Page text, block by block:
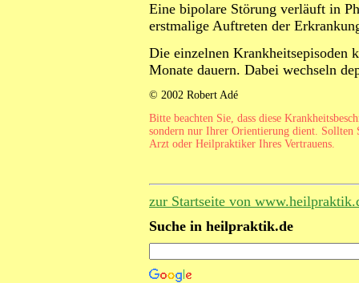
Eine bipolare Störung verläuft in
erstmalige Auftreten der
Die einzelnen Krankheitsepisoden
Monate dauern. Dabei wechseln
© 2002 Robert Adé
Bitte beachten Sie, dass diese
sondern nur Ihrer Orientierung dient. Sollten
Arzt oder Heilpraktiker Ihres Vertrauens.
zur Startseite von
Suche in heilpraktik.de